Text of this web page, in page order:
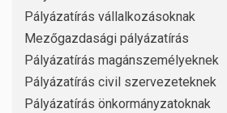
Pályázatírás vállalkozásoknak
Mezőgazdasági pályázatírás
Pályázatírás magánszemélyeknek
Pályázatírás civil szervezeteknek
Pályázatírás önkormányzatoknak